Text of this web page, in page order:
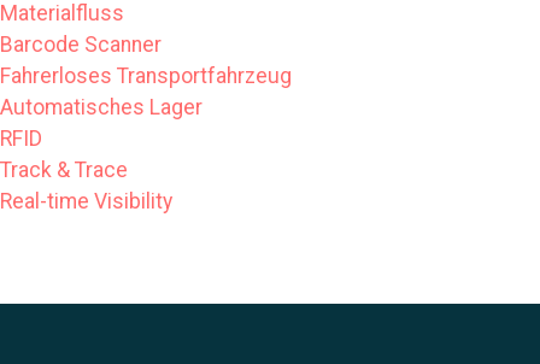
Materialfluss
Barcode Scanner
Fahrerloses Transportfahrzeug
Automatisches Lager
RFID
Track & Trace
Real-time Visibility